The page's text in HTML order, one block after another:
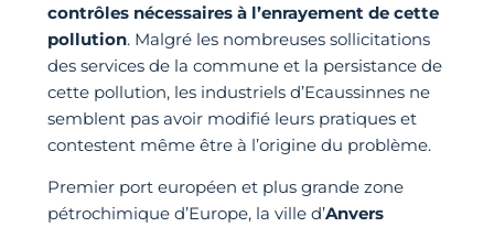
contrôles nécessaires à l’enrayement de cette
pollution. Malgré les nombreuses sollicitations
des services de la commune et la persistance de
cette pollution, les industriels d’Ecaussinnes ne
semblent pas avoir modifié leurs pratiques et
contestent même être à l’origine du problème.
Premier port européen et plus grande zone
pétrochimique d’Europe, la ville d’Anvers